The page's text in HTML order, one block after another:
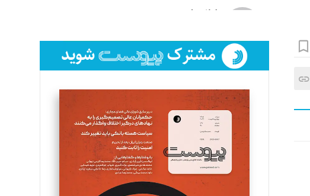
لیلا حنارود
فائزه فتحی رستمی
تحریریه
سروش کرمیان
تحریریه
مینا پاکدل